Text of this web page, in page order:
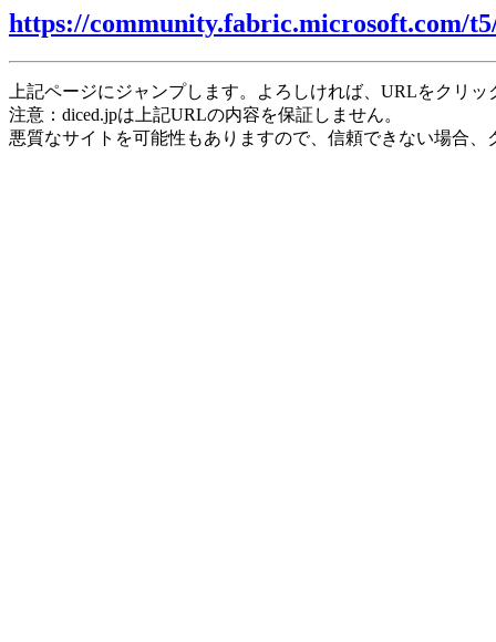
https://community.fabric.microsoft.com/
上記ページにジャンプします。よろしければ、URLをクリ
注意：diced.jpは上記URLの内容を保証しません。
悪質なサイトを可能性もありますので、信頼できない場合、